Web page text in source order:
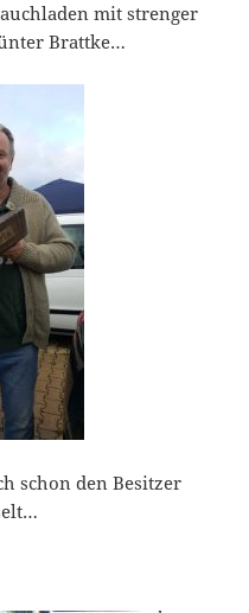
mit strenger
Brattke…
schon den Besitzer